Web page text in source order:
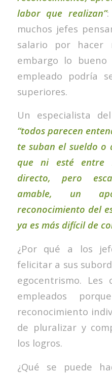
labor que realizan”:
muchos jefes
salario por hacer
embargo lo
empleado podría
superiores.
Un especialista
“todos parecen
te suban el sueldo o
que ni esté entre
directo, pero
amable, un
reconocimiento del
ya es más difícil de
¿Por qué a los
felicitar a sus
egocentrismo.
empleados
reconocimiento
de pluralizar y
los logros.
¿Qué se puede